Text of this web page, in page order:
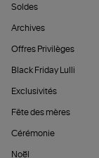
Soldes
Archives
Offres Privilèges
Black Friday Lulli
Exclusivités
Fête des mères
Cérémonie
Noël